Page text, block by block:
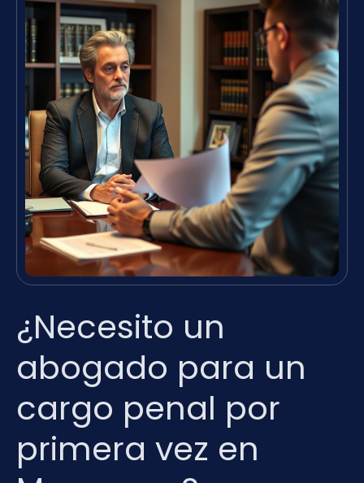
¿Necesito un
abogado para un
cargo penal por
primera vez en